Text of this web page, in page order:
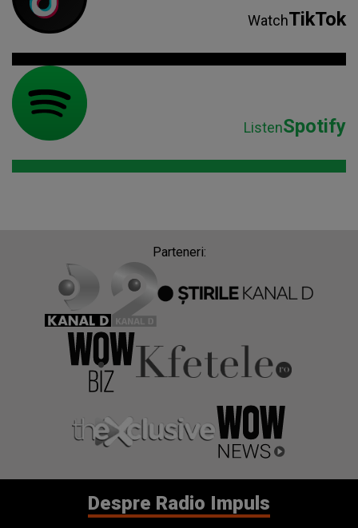
WatchTikTok
ListenSpotify
Parteneri:
Despre Radio Impuls